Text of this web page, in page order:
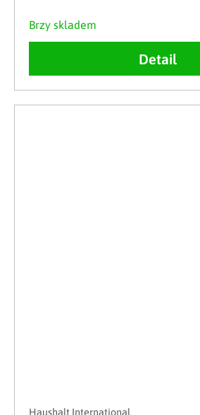
Brzy skladem
Detail
Haushalt International